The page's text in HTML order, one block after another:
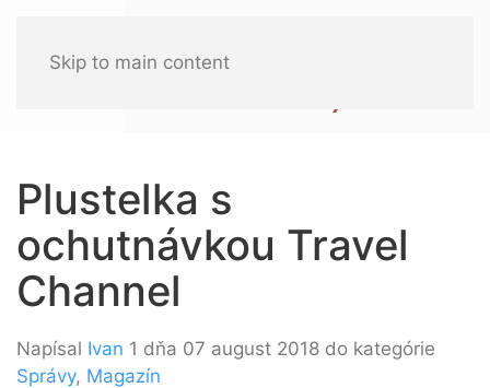
Skip to main content
Plustelka s
ochutnávkou Travel
Channel
Napísal Ivan 1 dňa 07 august 2018 do kategórie
Správy, Magazín